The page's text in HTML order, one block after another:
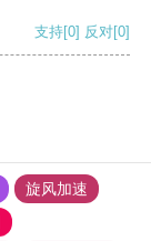
支持[0] 反对[0]
旋风加速